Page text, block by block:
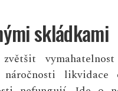
skládkami
náročnosti